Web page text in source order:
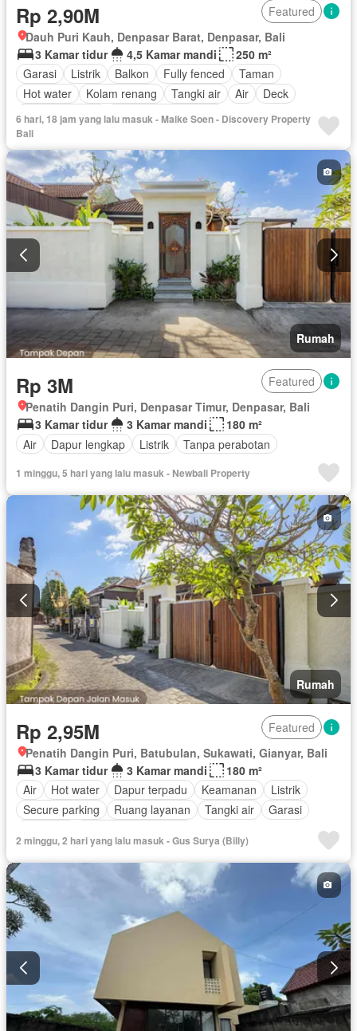
Rp 2,90M
Featured
Dauh Puri Kauh, Denpasar Barat, Denpasar, Bali
3 Kamar tidur
4,5 Kamar mandi
250 m²
Garasi
Listrik Balkon Fully fenced
Taman
Hot water
Kolam renang Tangki air Air
Deck
Ruang layanan
Sebagian perabotan
6 hari, 18 jam yang lalu masuk - Maike Soen - Discovery Property
Bali
Rumah
Rp 3M
Featured
Penatih Dangin Puri, Denpasar Timur, Denpasar, Bali
3 Kamar tidur
3 Kamar mandi
180 m²
Air
Dapur lengkap Listrik Tanpa perabotan
1 minggu, 5 hari yang lalu masuk - Newbali Property
Rumah
Rp 2,95M
Featured
Penatih Dangin Puri, Batubulan, Sukawati, Gianyar, Bali
3 Kamar tidur
3 Kamar mandi
180 m²
Air
Hot water Dapur terpadu Keamanan
Listrik
Secure parking
Ruang layanan Tangki air
Garasi
2 minggu, 2 hari yang lalu masuk - Gus Surya (Billy)